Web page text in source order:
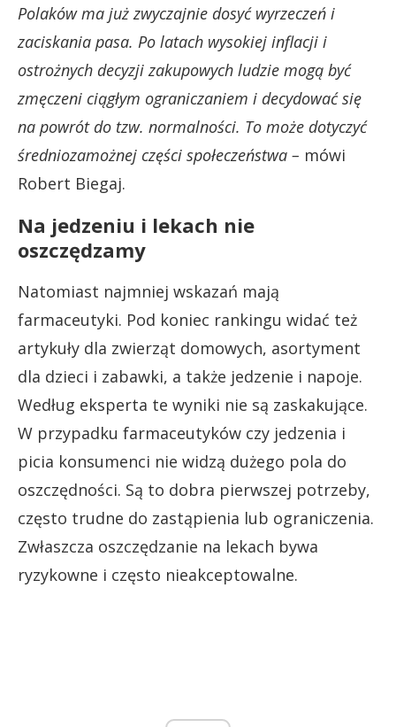
Polaków ma już zwyczajnie dosyć wyrzeczeń i
zaciskania pasa. Po latach wysokiej inflacji i
ostrożnych decyzji zakupowych ludzie mogą być
zmęczeni ciągłym ograniczaniem i decydować się
na powrót do tzw. normalności. To może dotyczyć
średniozamożnej części społeczeństwa – mówi
Robert Biegaj.
Na jedzeniu i lekach nie
oszczędzamy
Natomiast najmniej wskazań mają
farmaceutyki. Pod koniec rankingu widać też
artykuły dla zwierząt domowych, asortyment
dla dzieci i zabawki, a także jedzenie i napoje.
Według eksperta te wyniki nie są zaskakujące.
W przypadku farmaceutyków czy jedzenia i
picia konsumenci nie widzą dużego pola do
oszczędności. Są to dobra pierwszej potrzeby,
często trudne do zastąpienia lub ograniczenia.
Zwłaszcza oszczędzanie na lekach bywa
ryzykowne i często nieakceptowalne.